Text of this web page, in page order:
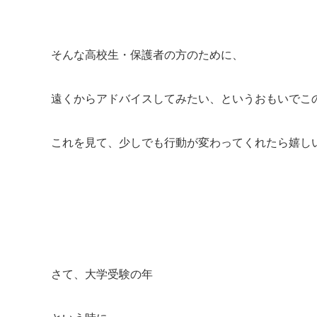
そんな高校生・保護者の方のために、
遠くからアドバイスしてみたい、というおもいでこ
これを見て、少しでも行動が変わってくれたら嬉し
さて、大学受験の年